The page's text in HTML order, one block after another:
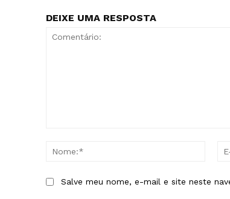
DEIXE UMA RESPOSTA
Nome:*
Salve meu nome, e-mail e site neste